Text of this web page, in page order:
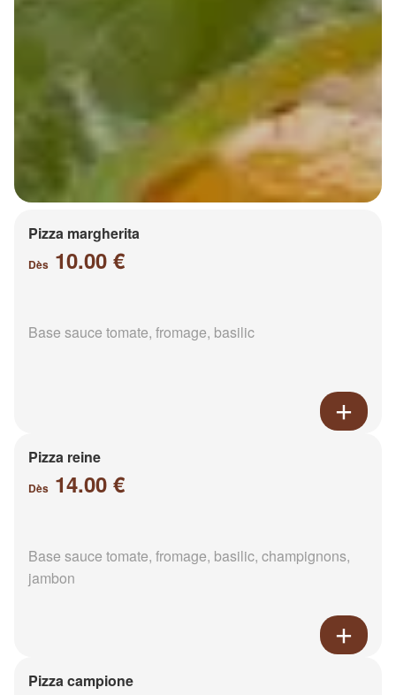
Pizza margherita
Dès 10.00 €
Base sauce tomate, fromage, basilic
Pizza reine
Dès 14.00 €
Base sauce tomate, fromage, basilic, champignons,
jambon
Pizza campione